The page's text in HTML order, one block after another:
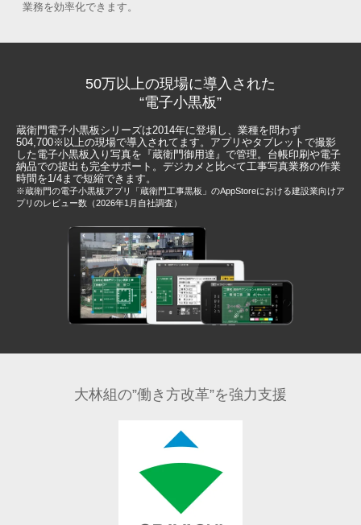
業務を効率化できます。
50万以上の現場に導入された
“電子小黒板”
蔵衛門電子小黒板シリーズは2014年に登場し、業種を問わず
504,700※ 以上の現場で導入されてます。アプリやタブレットで撮影
した電子小黒板入り写真を『蔵衛門御用達』で管理。台帳印刷や電子
納品での提出も完全サポート。デジカメと比べて工事写真業務の作業
時間を1/4まで短縮できます。
※蔵衛門の電子小黒板アプリ「蔵衛門工事黒板」のAppStoreにおける建設業向けア
プリのレビュー数（2026年1月自社調査）
大林組の”働き方改革”を強力支援